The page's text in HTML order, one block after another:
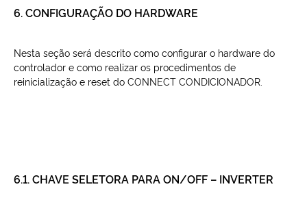
6. CONFIGURAÇÃO DO HARDWARE
Nesta seção será descrito como configurar o hardware do
controlador e como realizar os procedimentos de
reinicialização e reset do CONNECT CONDICIONADOR.
6.1. CHAVE SELETORA PARA ON/OFF – INVERTER